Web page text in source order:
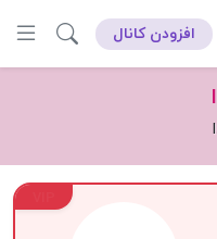
افزودن کانال